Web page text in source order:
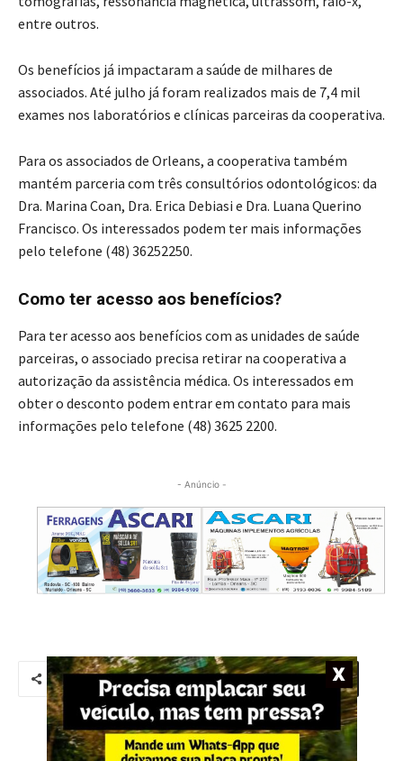
entre outros.
Os benefícios já impactaram a saúde de milhares de
associados. Até julho já foram realizados mais de 7,4 mil
exames nos laboratórios e clínicas parceiras da cooperativa.
Para os associados de Orleans, a cooperativa também
mantém parceria com três consultórios odontológicos: da
Dra. Marina Coan, Dra. Erica Debiasi e Dra. Luana Querino
Francisco. Os interessados podem ter mais informações
pelo telefone (48) 36252250.
Como ter acesso aos benefícios?
Para ter acesso aos benefícios com as unidades de saúde
parceiras, o associado precisa retirar na cooperativa a
autorização da assistência médica. Os interessados em
obter o desconto podem entrar em contato para mais
informações pelo telefone (48) 3625 2200.
- Anúncio -